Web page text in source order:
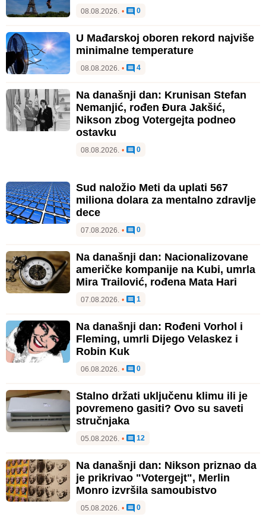
08.08.2026. • 0
U Mađarskoj oboren rekord najviše
minimalne temperature
08.08.2026. • 4
Na današnji dan: Krunisan Stefan
Nemanjić, rođen Đura Jakšić,
Nikson zbog Votergejta podneo
ostavku
08.08.2026. • 0
Sud naložio Meti da uplati 567
miliona dolara za mentalno zdravlje
dece
07.08.2026. • 0
Na današnji dan: Nacionalizovane
američke kompanije na Kubi, umrla
Mira Trailović, rođena Mata Hari
07.08.2026. • 1
Na današnji dan: Rođeni Vorhol i
Fleming, umrli Dijego Velaskez i
Robin Kuk
06.08.2026. • 0
Stalno držati uključenu klimu ili je
povremeno gasiti? Ovo su saveti
stručnjaka
05.08.2026. • 12
Na današnji dan: Nikson priznao da
je prikrivao "Votergejt", Merlin
Monro izvršila samoubistvo
05.08.2026. • 0